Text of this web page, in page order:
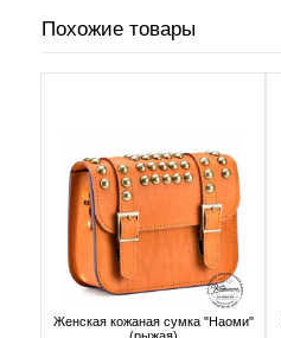
Похожие товары
Женская кожаная сумка "Наоми"
(рыжая)